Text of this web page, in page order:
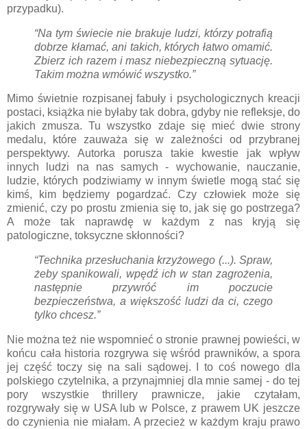
przypadku).
“Na tym świecie nie brakuje ludzi, którzy potrafią
dobrze kłamać, ani takich, których łatwo omamić.
Zbierz ich razem i masz niebezpieczną sytuację.
Takim można wmówić wszystko.”
Mimo świetnie rozpisanej fabuły i psychologicznych kreacji
postaci, książka nie byłaby tak dobra, gdyby nie refleksje, do
jakich zmusza. Tu wszystko zdaje się mieć dwie strony
medalu, które zauważa się w zależności od przybranej
perspektywy. Autorka porusza takie kwestie jak wpływ
innych ludzi na nas samych - wychowanie, nauczanie,
ludzie, których podziwiamy w innym świetle mogą stać się
kimś, kim będziemy pogardzać. Czy człowiek może się
zmienić, czy po prostu zmienia się to, jak się go postrzega?
A może tak naprawdę w każdym z nas kryją się
patologiczne, toksyczne skłonności?
“Technika przesłuchania krzyżowego (...). Spraw,
żeby spanikowali, wpędź ich w stan zagrożenia,
następnie przywróć im poczucie
bezpieczeństwa, a większość ludzi da ci, czego
tylko chcesz.”
Nie można też nie wspomnieć o stronie prawnej powieści, w
końcu cała historia rozgrywa się wśród prawników, a spora
jej część toczy się na sali sądowej. I to coś nowego dla
polskiego czytelnika, a przynajmniej dla mnie samej - do tej
pory wszystkie thrillery prawnicze, jakie czytałam,
rozgrywały się w USA lub w Polsce, z prawem UK jeszcze
do czynienia nie miałam. A przecież w każdym kraju prawo